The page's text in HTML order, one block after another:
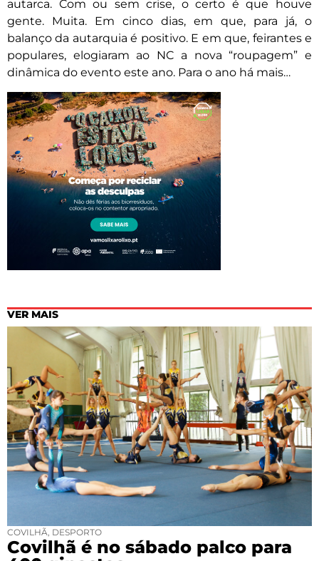
autarca. Com ou sem crise, o certo é que houve
gente. Muita. Em cinco dias, em que, para já, o
balanço da autarquia é positivo. E em que, feirantes e
populares, elogiaram ao NC a nova “roupagem” e
dinâmica do evento este ano. Para o ano há mais…
VER MAIS
COVILHÃ DESPORTO
Covilhã é no sábado palco para